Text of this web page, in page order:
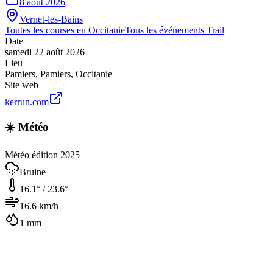
Vernet-les-Bains
Toutes les courses en OccitanieTous les événements Trail
Date
samedi 22 août 2026
Lieu
Pamiers, Pamiers, Occitanie
Site web
kerrun.com
☀️ Météo
Météo édition 2025
Bruine
16.1° / 23.6°
16.6 km/h
1 mm